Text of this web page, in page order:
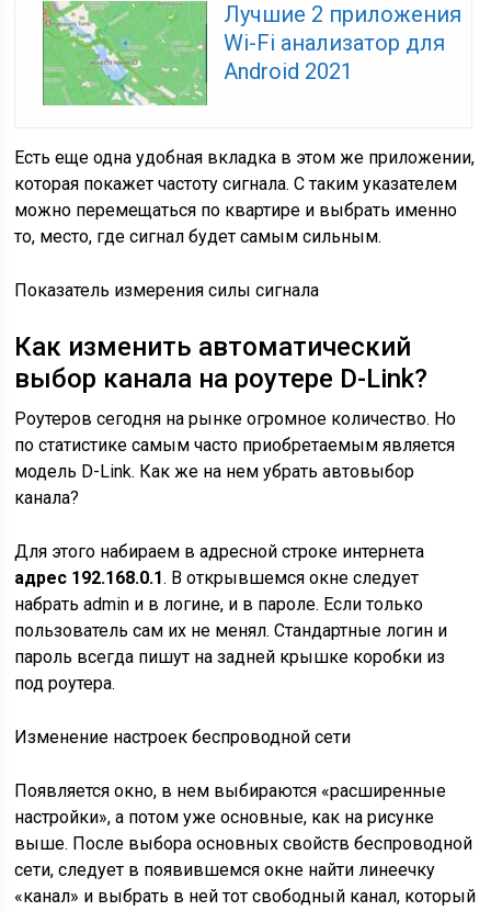
Лучшие 2 приложения
Wi-Fi анализатор для
Android 2021
Есть еще одна удобная вкладка в этом же приложении,
которая покажет частоту сигнала. С таким указателем
можно перемещаться по квартире и выбрать именно
то, место, где сигнал будет самым сильным.
Показатель измерения силы сигнала
Как изменить автоматический
выбор канала на роутере D-Link?
Роутеров сегодня на рынке огромное количество. Но
по статистике самым часто приобретаемым является
модель D-Link. Как же на нем убрать автовыбор
канала?
Для этого набираем в адресной строке интернета
адрес 192.168.0.1. В открывшемся окне следует
набрать admin и в логине, и в пароле. Если только
пользователь сам их не менял. Стандартные логин и
пароль всегда пишут на задней крышке коробки из
под роутера.
Изменение настроек беспроводной сети
Появляется окно, в нем выбираются «расширенные
настройки», а потом уже основные, как на рисунке
выше. После выбора основных свойств беспроводной
сети, следует в появившемся окне найти линеечку
«канал» и выбрать в ней тот свободный канал, который